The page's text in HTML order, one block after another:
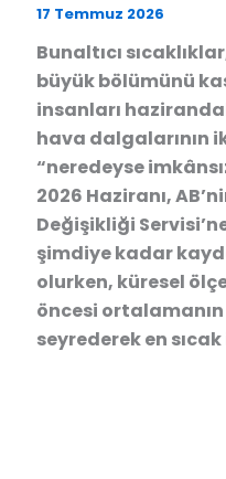
17 Temmuz 2026
Bunaltıcı
büyük bölümünü
insanları
hava dalgalarının
“neredeyse
2026 Haziranı,
Değişikliği
şimdiye kadar
olurken, küresel
öncesi ortalamanın
seyrederek en